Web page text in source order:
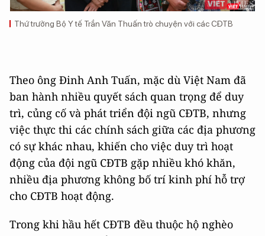
Thứ trưởng Bộ Y tế Trần Văn Thuấn trò chuyện với các CĐTB
Theo ông Đinh Anh Tuấn, mặc dù Việt Nam đã
ban hành nhiều quyết sách quan trọng để duy
trì, củng cố và phát triển đội ngũ CĐTB, nhưng
việc thực thi các chính sách giữa các địa phương
có sự khác nhau, khiến cho việc duy trì hoạt
động của đội ngũ CĐTB gặp nhiều khó khăn,
nhiều địa phương không bố trí kinh phí hỗ trợ
cho CĐTB hoạt động.
Trong khi hầu hết CĐTB đều thuộc hộ nghèo